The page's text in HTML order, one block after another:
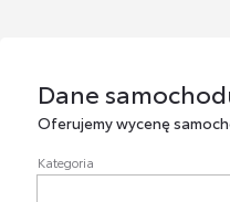
Dane
Dane
Oferujemy wycenę
Kategoria